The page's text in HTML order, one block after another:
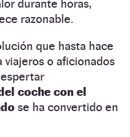
durante horas,
razonable.
que hasta hace
viajeros o aficionados
coche con el
se ha convertido en